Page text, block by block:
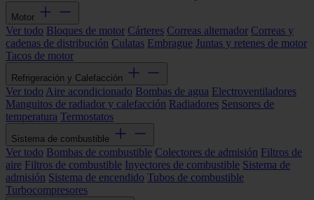
Motor
Ver todo Bloques de motor Cárteres Correas alternador Correas y
cadenas de distribución Culatas Embrague Juntas y retenes de motor
Tacos de motor
Refrigeración y Calefacción
Ver todo Aire acondicionado Bombas de agua Electroventiladores
Manguitos de radiador y calefacción Radiadores Sensores de
temperatura Termostatos
Sistema de combustible
Ver todo Bombas de combustible Colectores de admisión Filtros de
aire Filtros de combustible Inyectores de combustible Sistema de
admisión Sistema de encendido Tubos de combustible
Turbocompresores